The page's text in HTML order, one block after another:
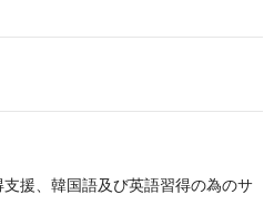
援、韓国語及び英語習得の為のサ